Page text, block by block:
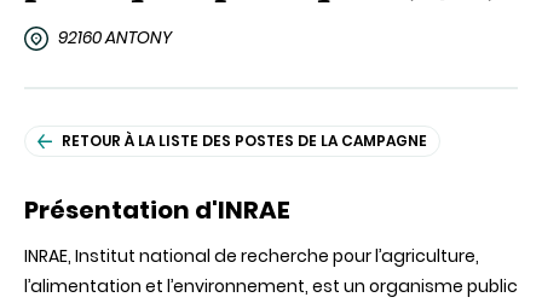
92160 ANTONY
RETOUR À LA LISTE DES POSTES DE LA CAMPAGNE
Présentation d'INRAE
INRAE, Institut national de recherche pour l’agriculture,
l’alimentation et l’environnement, est un organisme public